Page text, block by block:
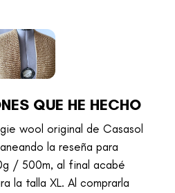
QUE HE HECHO
wool original de Casasol
la reseña para
/ 500m, al final acabé
la talla XL. Al comprarla